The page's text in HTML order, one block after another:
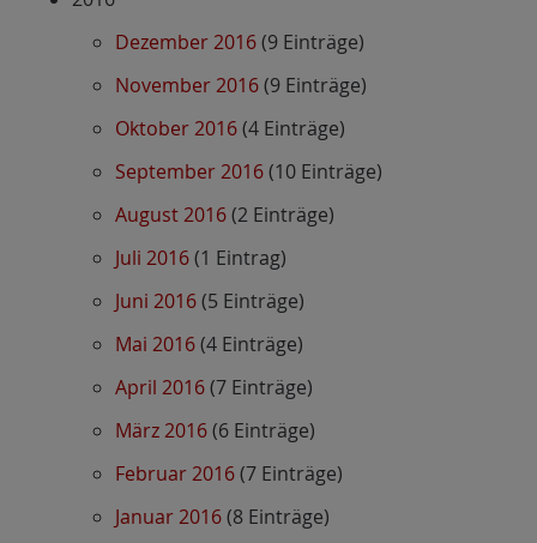
Dezember 2016(9 Einträge)
November 2016(9 Einträge)
Oktober 2016(4 Einträge)
September 2016(10 Einträge)
August 2016(2 Einträge)
Juli 2016(1 Eintrag)
Juni 2016(5 Einträge)
Mai 2016(4 Einträge)
April 2016(7 Einträge)
März 2016(6 Einträge)
Februar 2016(7 Einträge)
Januar 2016(8 Einträge)